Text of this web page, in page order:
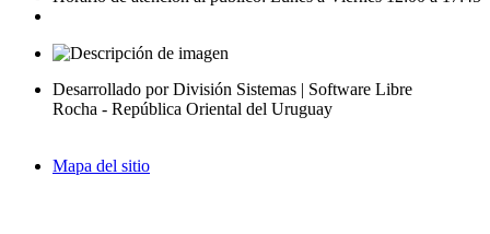
Desarrollado por División Sistemas | Software Libre
Rocha - República Oriental del Uruguay
Mapa del sitio